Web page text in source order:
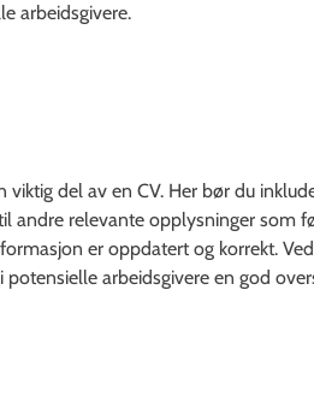
arbeidsgivere.
viktig del av en CV. Her bør du
andre relevante opplysninger som
er oppdatert og korrekt.
arbeidsgivere en god